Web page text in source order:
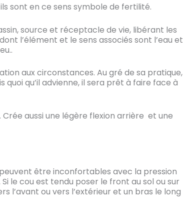
sont en ce sens symbole de fertilité.
source et réceptacle de vie, libérant les
l’élément et le sens associés sont l’eau et
aux circonstances. Au gré de sa pratique,
qu’il advienne, il sera prêt à faire face à
aussi une légère flexion arrière et une
être inconfortables avec la pression
le cou est tendu poser le front au sol ou sur
l’avant ou vers l’extérieur et un bras le long